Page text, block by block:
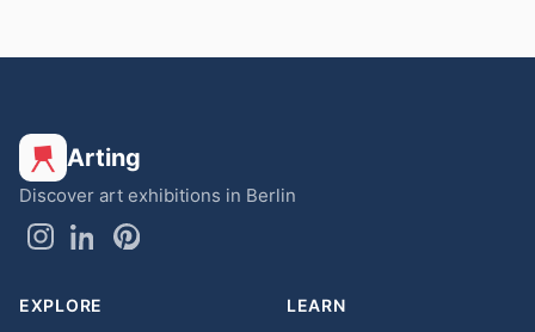
Arting
Discover art exhibitions in Berlin
EXPLORE LEARN